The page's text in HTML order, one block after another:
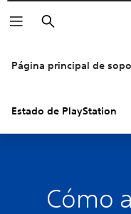
Buscar
Página principal de
Estado de PlayStation
Cómo